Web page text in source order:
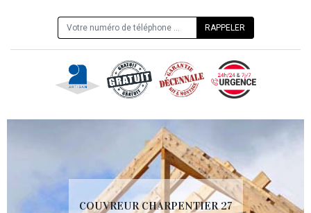
COUVREUR CHARPENTIER 27